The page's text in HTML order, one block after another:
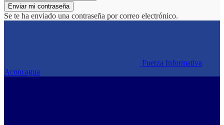
Se te ha enviado una contraseña por correo electrónico.
Fuerza Informativa
Aconcagua